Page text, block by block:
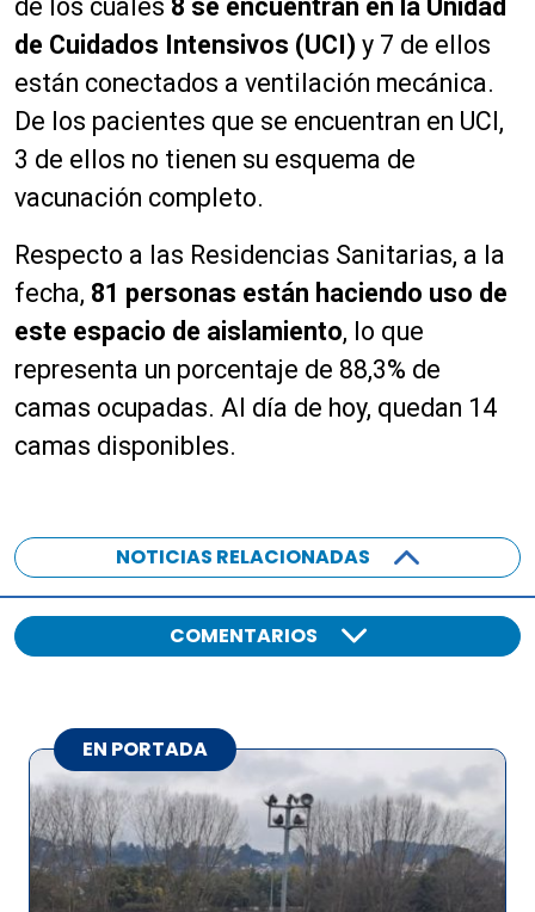
de los cuales 8 se encuentran en la Unidad
de Cuidados Intensivos (UCI) y 7 de ellos
están conectados a ventilación mecánica.
De los pacientes que se encuentran en UCI,
3 de ellos no tienen su esquema de
vacunación completo.
Respecto a las Residencias Sanitarias, a la
fecha, 81 personas están haciendo uso de
este espacio de aislamiento, lo que
representa un porcentaje de 88,3% de
camas ocupadas. Al día de hoy, quedan 14
camas disponibles.
NOTICIAS RELACIONADAS
COMENTARIOS
EN PORTADA